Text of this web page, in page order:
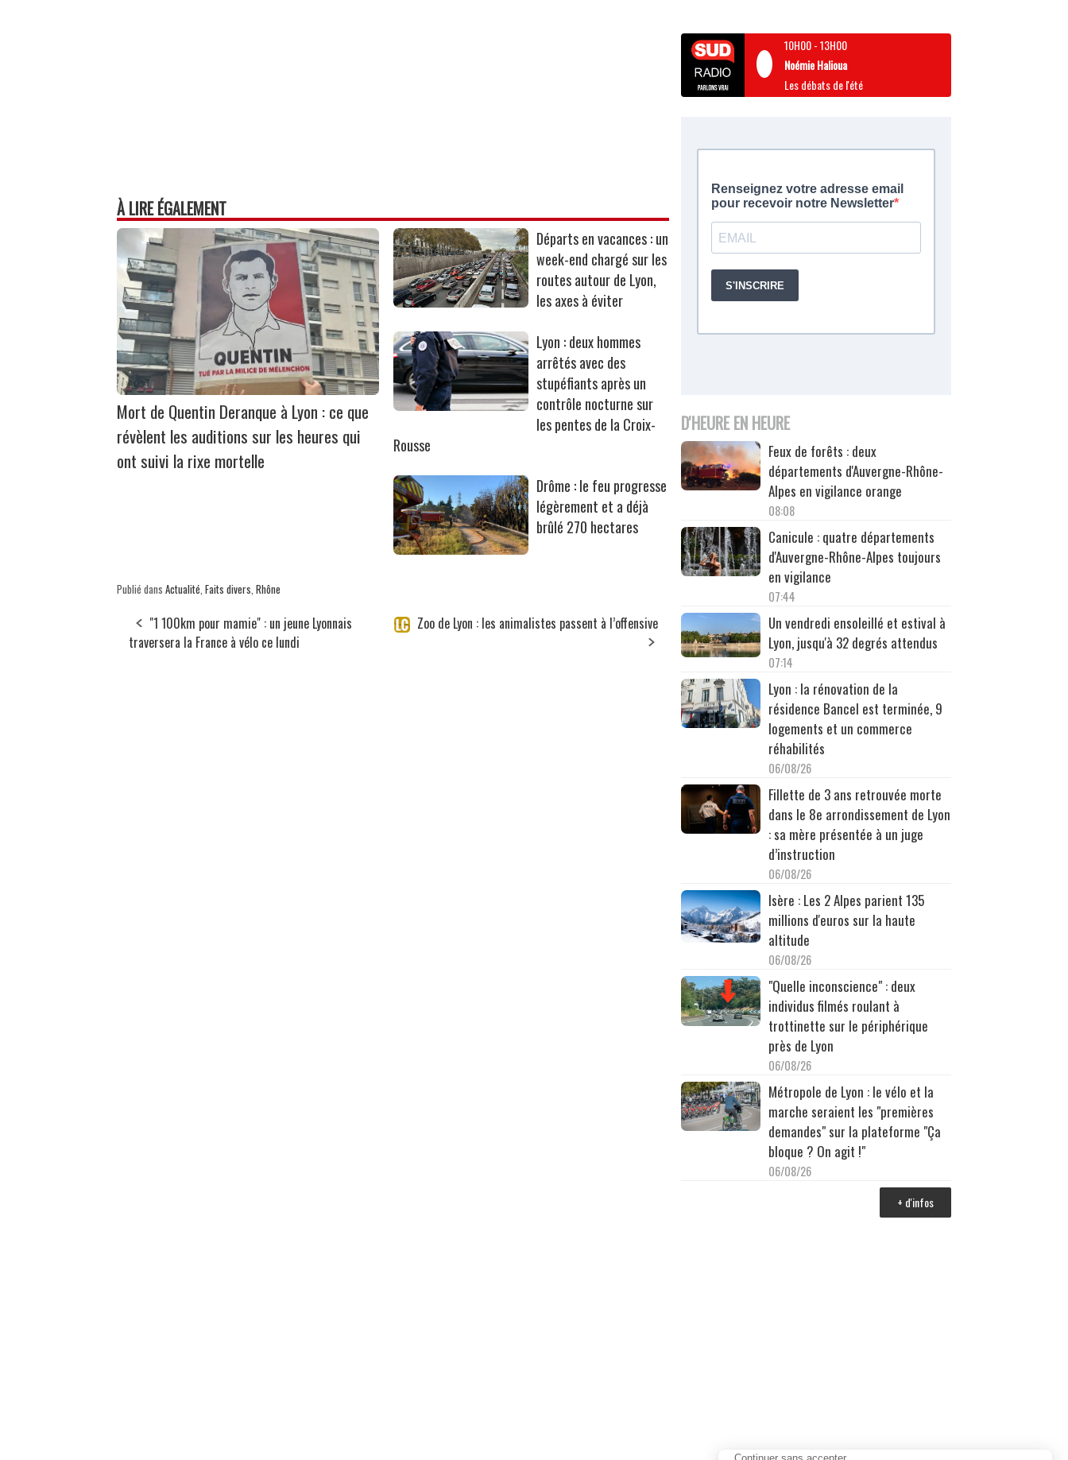
À LIRE ÉGALEMENT
Mort de Quentin Deranque à Lyon : ce que
révèlent les auditions sur les heures qui
ont suivi la rixe mortelle
Départs en vacances : un
week-end chargé sur les
routes autour de Lyon,
les axes à éviter
Lyon : deux hommes
arrêtés avec des
stupéfiants après un
contrôle nocturne sur
les pentes de la Croix-
Rousse
Drôme : le feu progresse
légèrement et a déjà
brûlé 270 hectares
Publié dans Actualité Faits divers Rhône
"1 100km pour mamie" : un jeune Lyonnais
traversera la France à vélo ce lundi
Zoo de Lyon : les animalistes passent à l’offensive
10H00-13H00
Noémie Halioua
Les débats de l'été
D'HEURE EN HEURE
Feux de forêts : deux
départements d'Auvergne-Rhône-
Alpes en vigilance orange
08:08
Canicule : quatre départements
d'Auvergne-Rhône-Alpes toujours
en vigilance
07:44
Un vendredi ensoleillé et estival à
Lyon, jusqu'à 32 degrés attendus
07:14
Lyon : la rénovation de la
résidence Bancel est terminée, 9
logements et un commerce
réhabilités
06/08/26
Fillette de 3 ans retrouvée morte
dans le 8e arrondissement de Lyon
: sa mère présentée à un juge
d’instruction
06/08/26
Isère : Les 2 Alpes parient 135
millions d'euros sur la haute
altitude
06/08/26
"Quelle inconscience" : deux
individus filmés roulant à
trottinette sur le périphérique
près de Lyon
06/08/26
Métropole de Lyon : le vélo et la
marche seraient les "premières
demandes" sur la plateforme "Ça
bloque ? On agit !"
06/08/26
+ d'infos